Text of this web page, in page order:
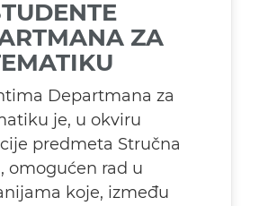
ZA
Departmana za
je, u okviru
predmeta Stručna
omogućen rad u
koje, između